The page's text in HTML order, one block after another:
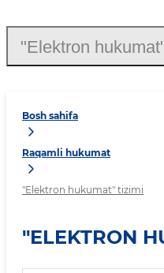
Bosh sahifa
Raqamli hukumat
"Elektron hukumat" tizimi
"ELEKTRON
"Elektron